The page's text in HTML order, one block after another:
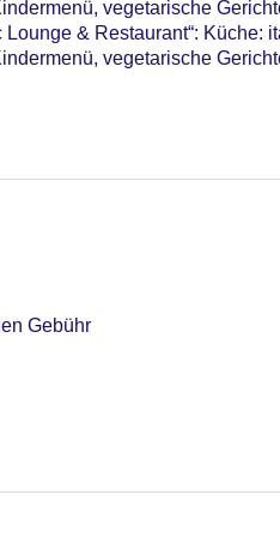
vegetarische
Lounge & Restaurant“:
vegetarische
Januar - Dezember
Gebühr